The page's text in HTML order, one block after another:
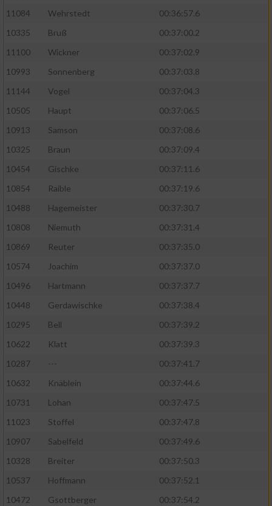
11084
Wehrstedt
00:36:57.6
10335
Bruß
00:37:00.2
11100
Wickner
00:37:02.9
10993
Sonnenberg
00:37:03.8
11144
Vogel
00:37:04.3
10505
Haupt
00:37:06.5
10913
Samson
00:37:08.6
10325
Braun
00:37:09.4
10454
Gischke
00:37:11.6
10854
Raible
00:37:19.6
10488
Hagemeister
00:37:30.7
10808
Niemuth
00:37:31.4
10869
Reuter
00:37:35.0
10574
Joachim
00:37:37.0
10496
Hartmann
00:37:37.7
10448
Gerdawischke
00:37:38.4
10295
Bell
00:37:39.2
10622
Klatt
00:37:39.3
10287
---
00:37:41.7
10632
Knäblein
00:37:44.6
10731
Lohan
00:37:47.5
11023
Stoffel
00:37:47.8
10907
Sabelfeld
00:37:49.6
10328
Breiter
00:37:50.3
10537
Hoffmann
00:37:52.1
10472
Gsottberger 00:37:54.2